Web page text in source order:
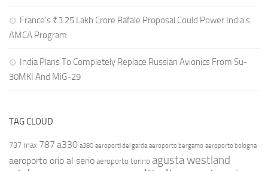
France’s ₹3.25 Lakh Crore Rafale Proposal Could Power India’s
AMCA Program
India Plans To Completely Replace Russian Avionics From Su-
30MKI And MiG-29
TAG CLOUD
737 max 787 a330 a380 aeroporti del garda aeroporto bergamo aeroporto bologna
aeroporto orio al serio aeroporto torino agusta westland